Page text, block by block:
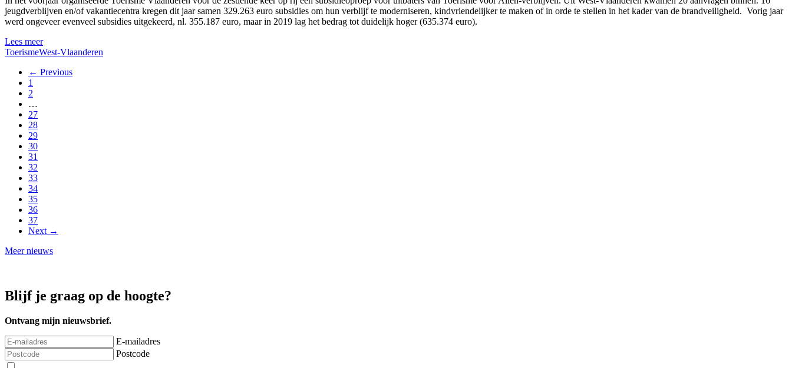
jeugdverblijven en/of vakantiecentra kregen dit jaar samen 329.263 euro subsidies om hun verblijf te moderniseren, kindvriendelijker te maken of in orde te stellen in het kader van de brandveiligheid. Vorig jaar
werd ongeveer evenveel subsidies uitgekeerd, nl. 355.187 euro, maar in 2019 lag het bedrag tot duidelijk hoger (635.374 euro).
Lees meer
ToerismeWest-Vlaanderen
← Previous
1
2
…
27
28
29
30
31
32
33
34
35
36
37
Next →
Meer nieuws
Blijf je graag op de hoogte?
Ontvang mijn nieuwsbrief.
E-mailadres
Postcode